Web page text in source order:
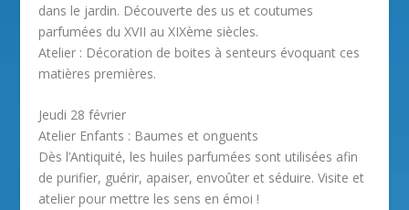
dans le jardin. Découverte des us et coutumes
parfumées du XVII au XIXème siècles.
Atelier : Décoration de boites à senteurs évoquant ces
matières premières.
Jeudi 28 février
Atelier Enfants : Baumes et onguents
Dès l’Antiquité, les huiles parfumées sont utilisées afin
de purifier, guérir, apaiser, envoûter et séduire. Visite et
atelier pour mettre les sens en émoi !